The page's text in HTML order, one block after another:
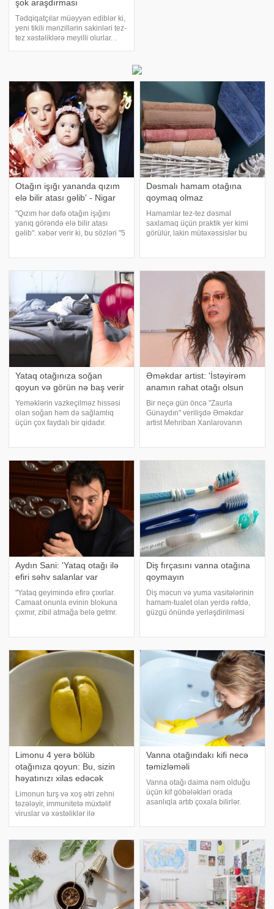
şok araşdırması
Tədqiqatçılar müəyyən ediblər ki,
yeni tikili mənzillərin sakinləri tez-
tez xəstəliklərə meyilli olurlar. .
Otağın işığı yananda qızım
elə bilir atası gəlib' - Nigar
"Qızım hər dəfə otağın işığını
yanıq görəndə elə bilir atası
gəlib". xəbər verir ki, bu sözləri "5
yaşında
Dəsmalı hamam otağına
qoymaq olmaz
Hamamlar tez-tez dəsmal
saxlamaq üçün praktik yer kimi
görülür, lakin mütəxəssislər bu
etdiyimiz bir çox əşyalar
temperatur və rütubəti
Yataq otağınıza soğan
qoyun və görün nə baş verir
Yeməklərin vazkeçilməz hissəsi
olan soğan həm də sağlamlıq
üçün çox faydalı bir qidadır.
istehlak etmək əvəzinə yuxu
keyfiyyətinizi
Əməkdar artist: 'İstəyirəm
anamın rahat otağı olsun
Bir neçə gün öncə "Zaurla
Günaydın" verilişdə Əməkdar
artist Mehriban Xanlarovanın
Xanlarovanın 90 yaşlı anasının
da qaldığı evindən canl
Aydın Sani: 'Yataq otağı ilə
efiri səhv salanlar var
"Yataq geyimində efirə çıxırlar.
Camaat onunla evinin blokuna
çıxmır, zibil atmağa belə getmr.
verilişində qona
Diş fırçasını vanna otağına
qoymayın
Diş məcun və yuma vasitələrinin
hamam-tualet olan yerdə rəfdə,
güzgü önündə yerləşdirilməsi
zərrəcikləri ona çökə bilər. -
a istinadə
Limonu 4 yerə bölüb
otağınıza qoyun: Bu, sizin
həyatınızı xilas edəcək
Limonun turş və xoş ətri zehni
təzələyir, immunitetə müxtəlif
viruslar və xəstəliklər ilə
faydalı xassələri haqqında
xəbərsizdir. -a istinadən limonun
bilinməyə
Vanna otağındakı kifi necə
təmizləməli
Vanna otağı daima nəm olduğu
üçün kif göbələkləri orada
asanlıqla artıb çoxala bilirlər.
kimyəvi dərman vasitələri ilə
təmizləmə